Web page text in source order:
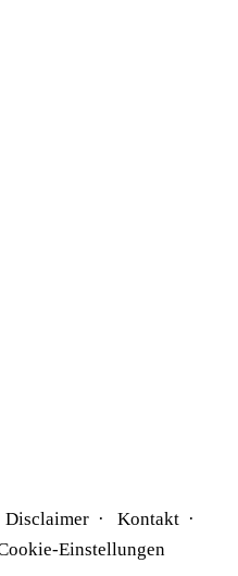
Disclaimer
Kontakt
Einstellungen